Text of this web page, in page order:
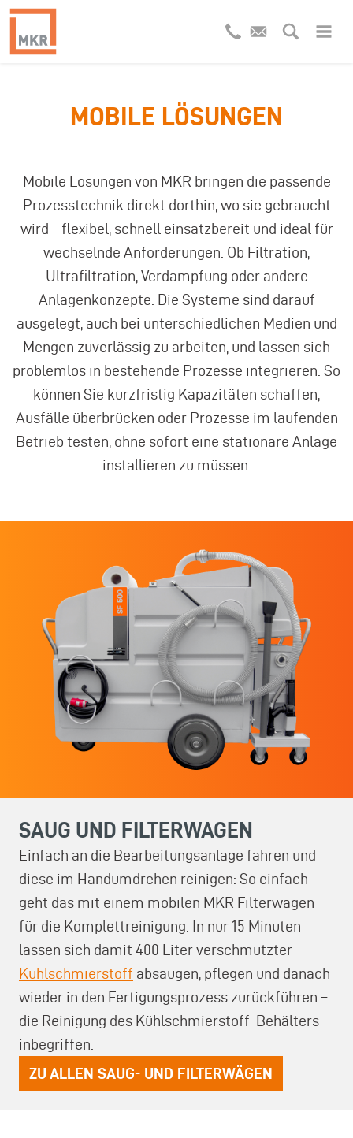
MOBILE LÖSUNGEN
Mobile Lösungen von MKR bringen die passende
Prozesstechnik direkt dorthin, wo sie gebraucht
wird – flexibel, schnell einsatzbereit und ideal für
wechselnde Anforderungen. Ob Filtration,
Ultrafiltration, Verdampfung oder andere
Anlagenkonzepte: Die Systeme sind darauf
ausgelegt, auch bei unterschiedlichen Medien und
Mengen zuverlässig zu arbeiten, und lassen sich
problemlos in bestehende Prozesse integrieren. So
können Sie kurzfristig Kapazitäten schaffen,
Ausfälle überbrücken oder Prozesse im laufenden
Betrieb testen, ohne sofort eine stationäre Anlage
installieren zu müssen.
SAUG UND FILTERWAGEN
Einfach an die Bearbeitungsanlage fahren und
diese im Handumdrehen reinigen: So einfach
geht das mit einem mobilen MKR Filterwagen
für die Komplettreinigung. In nur 15 Minuten
lassen sich damit 400 Liter verschmutzter
Kühlschmierstoff absaugen, pflegen und danach
wieder in den Fertigungsprozess zurückführen –
die Reinigung des Kühlschmierstoff-Behälters
inbegriffen.
ZU ALLEN SAUG- UND FILTERWÄGEN